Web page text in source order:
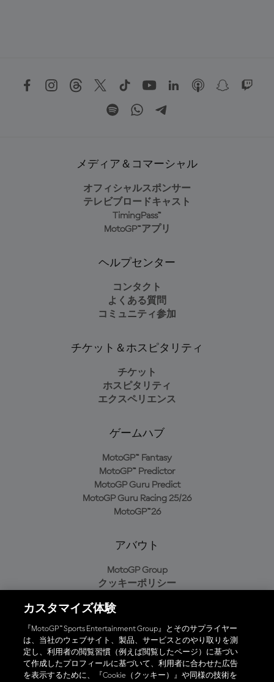
メディア＆コマーシャル
オフィシャルスポンサー
テレビブロードキャスト
TimingPass™
MotoGP™アプリ
ヘルプセンター
コンタクト
よくある質問
コミュニティ参加
チケット＆ホスピタリティ
チケット
ホスピタリティ
エクスペリエンス
ゲームハブ
MotoGP™ Fantasy
MotoGP™ Predictor
MotoGP Guru Predict
MotoGP Guru Racing 25/26
MotoGP™26
アバウト
MotoGP Group
クッキーポリシー
プライバシーポリシー
購入ポリシー
オフィシャルアプリ
カスタマイズ体験
『MotoGP™ Sports Entertainment Group』とそのサプライヤー
は、当社のウェブサイト、製品、サービスとのやり取りを測
定し、利用者の閲覧習慣（例えば閲覧したページ）に基づい
て作成したプロフィールに基づいて、利用者に合わせた広告
を表示するために、『Cookie（クッキー）』や同様の技術を